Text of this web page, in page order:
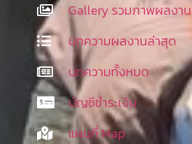
Gallery รวมภาพผลงาน
บทความผลงานล่าสุด
บทความทั้งหมด
บัญชีชำระเงิน
แผนที่ Map